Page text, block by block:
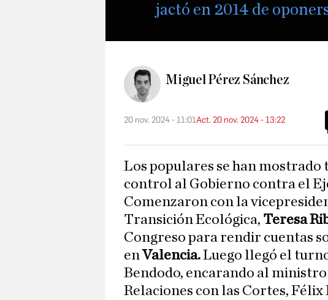
jactó en 2014 de
Miguel Pérez Sánchez
20 nov. 2024 - 11:01Act. 20 nov. 2024 - 13:22
Los populares se han mostrado tajantes en la sesión de
control al Gobierno contra el
Comenzaron con la
Transición Ecológica, Teresa
Congreso para rendir cuentas
enValencia.Luego llegó el
Bendodo, encarando al
Relaciones con las Cortes,